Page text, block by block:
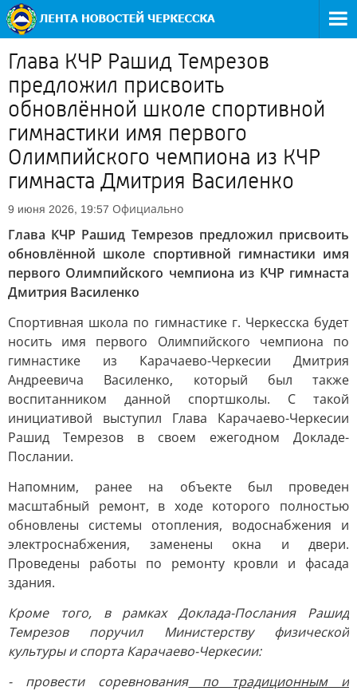
Глава КЧР Рашид Темрезов
предложил присвоить
обновлённой школе спортивной
гимнастики имя первого
Олимпийского чемпиона из КЧР
гимнаста Дмитрия Василенко
9 июня 2026, 19:57 Официально
Глава КЧР Рашид Темрезов предложил присвоить
обновлённой школе спортивной гимнастики имя
первого Олимпийского чемпиона из КЧР гимнаста
Дмитрия Василенко
Спортивная школа по гимнастике г. Черкесска будет
носить имя первого Олимпийского чемпиона по
гимнастике из Карачаево-Черкесии Дмитрия
Андреевича Василенко, который был также
воспитанником данной спортшколы. С такой
инициативой выступил Глава Карачаево-Черкесии
Рашид Темрезов в своем ежегодном Докладе-
Послании.
Напомним, ранее на объекте был проведен
масштабный ремонт, в ходе которого полностью
обновлены системы отопления, водоснабжения и
электроснабжения, заменены окна и двери.
Проведены работы по ремонту кровли и фасада
здания.
Кроме того, в рамках Доклада-Послания Рашид
Темрезов поручил Министерству физической
культуры и спорта Карачаево-Черкесии:
- провести соревнованияпо традиционным и